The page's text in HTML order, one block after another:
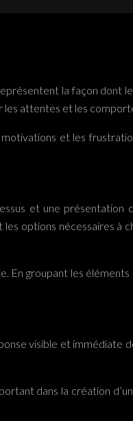
la façon dont
les attentes et les
et les
et une présentation
options nécessaires à
En groupant les
visible et immédiate
dans la création